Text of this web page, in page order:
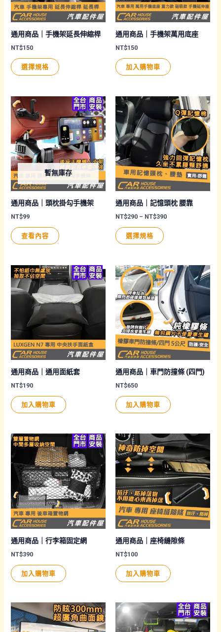
產
品
頁
選
擇
項
通用商品｜手機架延長伸縮桿
NT$150
選擇規格
此
種
款
式。
可
在
產
品
選
選
項
通用商品｜手機架萬用底座
NT$150
加入購物車
暫無庫存
通用商品｜頭枕掛勾手機架
NT$99
查看內容
通用商品｜記憶頭枕 腰靠
NT$290 – NT$390價
NT$390
選擇規格
有
多
種
款
式。
可
在
產
品
面
選
選
項
通用商品｜通用面紙套
NT$190
加入購物車
通用商品｜車門防撞條 (四門)
NT$650
加入購物車
通用商品｜行李箱固定網
NT$390
加入購物車
通用商品｜座椅縫隙條
NT$100
加入購物車